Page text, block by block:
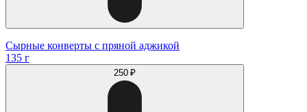
Сырные конверты с пряной аджикой
135 г
250 ₽